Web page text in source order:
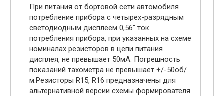
При питания от бортовой сети автомобиля
потребление прибора с четырех-разрядным
светодиодным дисплеем 0,56″ ток
потребления прибора, при указанных на схеме
номиналах резисторов в цепи питания
дисплея, не превышает 50мА. Погрешность
показаний тахометра не превышает +/-50об/
м.Резисторы R15, R16 предназначены для
альтернативной версии схемы формирователя